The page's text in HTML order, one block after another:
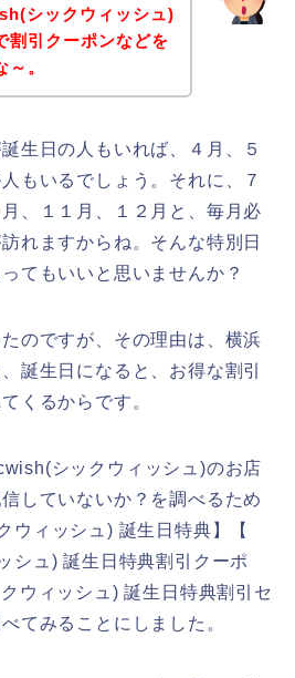
シックウィッシュ)
割引クーポンなどを
。
生日の人もいれば、４月、５
もいるでしょう。それに、７
、１１月、１２月と、毎月必
れますからね。そんな特別日
てもいいと思いませんか？
のですが、その理由は、横浜
誕生日になると、お得な割引
くるからです。
シックウィッシュ)のお店
していないか？を調べるため
ウィッシュ) 誕生日特典】【
シュ) 誕生日特典割引クーポ
ウィッシュ) 誕生日特典割引セ
てみることにしました。